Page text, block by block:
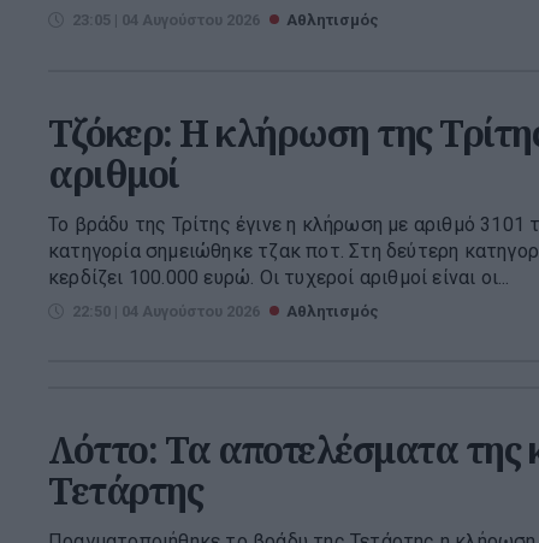
23:05 | 04 Αυγούστου 2026 Αθλητισμός
Τζόκερ: Η κλήρωση της
αριθμοί
Το βράδυ της Τρίτης έγινε η κλήρωση με αριθμό 3101
κατηγορία σημειώθηκε τζακ ποτ. Στη δεύτερη
κερδίζει 100.000 ευρώ. Οι τυχεροί αριθμοί είναι οι...
22:50 | 04 Αυγούστου 2026 Αθλητισμός
Λόττο: Τα αποτελέσματα της
Τετάρτης